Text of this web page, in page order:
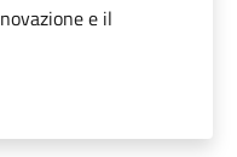
e il